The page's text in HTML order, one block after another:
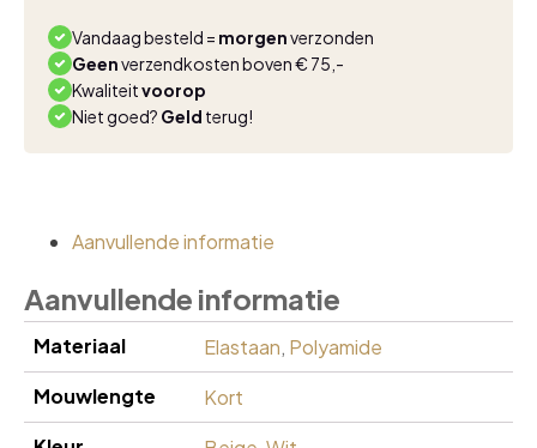
Vandaag besteld = morgenverzonden
Geenverzendkosten boven € 75,-
Kwaliteitvoorop
Niet goed? Geld terug!
Aanvullende informatie
Aanvullende informatie
Materiaal Elastaan, Polyamide
Mouwlengte
Kort